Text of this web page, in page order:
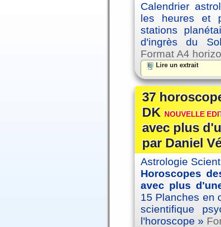
Calendrier
les heures et
stations
d'ingrès du
Format A4
Lire un extrait
37
DKNOUVELLE
avec plus
par Daniel
Astrologie
Horoscopes
avec plus
15 Planches en
scientifique
l'horoscope »